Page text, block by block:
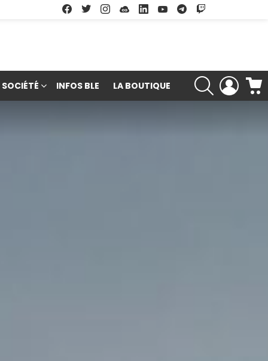
Facebook
TwitterInstagramSoundcloud
LinkedinYoutubeGoogle Play
SOCIÉTÉ INFOS BLE LA BOUTIQUE
RECHERCHE
LOGIN